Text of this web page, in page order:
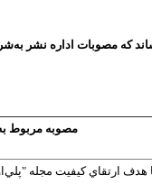
كه مصوبات اداره نشر
مصوبه مربوط
هدف ارتقاي كيفيت مجله